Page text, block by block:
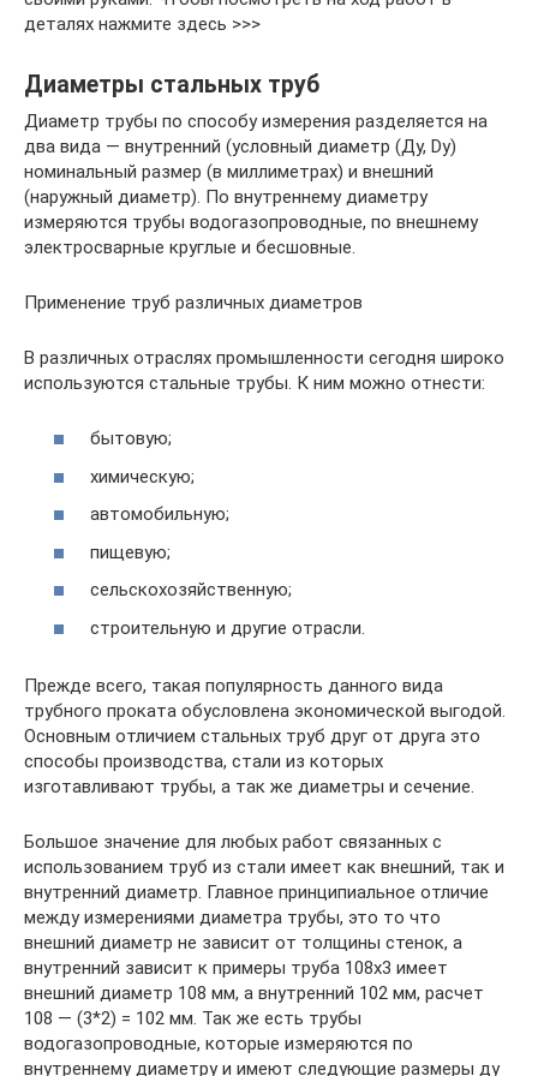
деталях нажмите здесь >>>
Диаметры стальных труб
Диаметр трубы по способу измерения разделяется на
два вида — внутренний (условный диаметр (Ду, Dy)
номинальный размер (в миллиметрах) и внешний
(наружный диаметр). По внутреннему диаметру
измеряются трубы водогазопроводные, по внешнему
электросварные круглые и бесшовные.
Применение труб различных диаметров
В различных отраслях промышленности сегодня широко
используются стальные трубы. К ним можно отнести:
бытовую;
химическую;
автомобильную;
пищевую;
сельскохозяйственную;
строительную и другие отрасли.
Прежде всего, такая популярность данного вида
трубного проката обусловлена экономической выгодой.
Основным отличием стальных труб друг от друга это
способы производства, стали из которых
изготавливают трубы, а так же диаметры и сечение.
Большое значение для любых работ связанных с
использованием труб из стали имеет как внешний, так и
внутренний диаметр. Главное принципиальное отличие
между измерениями диаметра трубы, это то что
внешний диаметр не зависит от толщины стенок, а
внутренний зависит к примеры труба 108х3 имеет
внешний диаметр 108 мм, а внутренний 102 мм, расчет
108 — (3*2) = 102 мм. Так же есть трубы
водогазопроводные, которые измеряются по
внутреннему диаметру и имеют следующие размеры ду